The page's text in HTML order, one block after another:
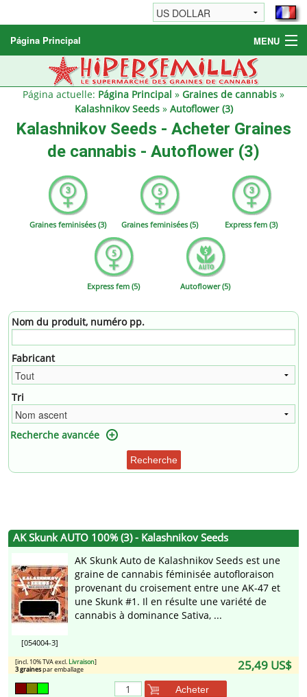
Página Principal MENU
Graines de cannabis
Autres produits
Página actuelle: Página Principal » Graines de cannabis »
Kalashnikov Seeds» Autoflower (3)
Kalashnikov Seeds - Acheter Graines
de cannabis - Autoflower (3)
Graines feminisées (3) Graines feminisées (5) Express fem (3)
Express fem (5) Autoflower (5)
Nom du produit, numéro pp.
Fabricant
Tri
Recherche avancée
Recherche
AK Skunk AUTO 100% (3) - Kalashnikov Seeds
[054004-3]
AK Skunk Auto de Kalashnikov Seeds est une
graine de cannabis féminisée autofloraison
provenant du croisement entre une AK-47 et
une Skunk #1. Il en résulte une variété de
cannabis à dominance Sativa, ...
25,49 US$
[incl. 10% TVA excl. Livraison]
3 grainespar emballage
Acheter